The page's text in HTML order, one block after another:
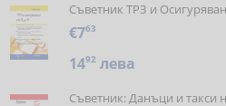
Съветник ТРЗ и
€763
1492 лева
Съветник: Данъци и такси